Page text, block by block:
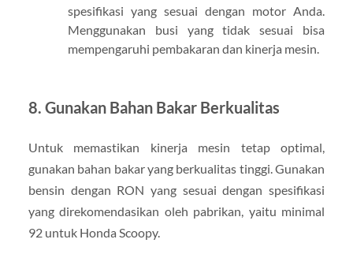
spesifikasi yang sesuai dengan motor Anda.
Menggunakan busi yang tidak sesuai bisa
mempengaruhi pembakaran dan kinerja mesin.
8. Gunakan Bahan Bakar Berkualitas
Untuk memastikan kinerja mesin tetap optimal,
gunakan bahan bakar yang berkualitas tinggi. Gunakan
bensin dengan RON yang sesuai dengan spesifikasi
yang direkomendasikan oleh pabrikan, yaitu minimal
92 untuk Honda Scoopy.